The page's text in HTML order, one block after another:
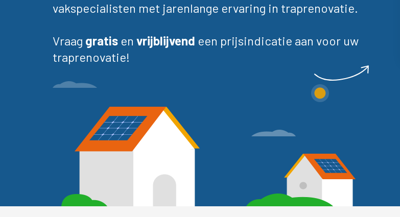
vakspecialisten met jarenlange ervaring in traprenovatie.
Vraag gratis en vrijblijvend een prijsindicatie aan voor uw
traprenovatie!